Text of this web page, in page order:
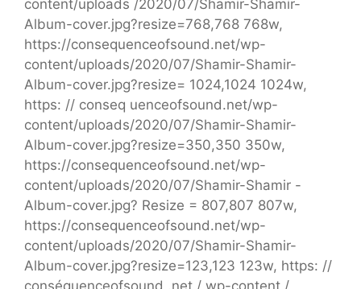
content/uploads /2020/07/Shamir-Shamir-
Album-cover.jpg?resize=768,768 768w,
https://consequenceofsound.net/wp-
content/uploads/2020/07/Shamir-Shamir-
Album-cover.jpg?resize= 1024,1024 1024w,
https: // conseq uenceofsound.net/wp-
content/uploads/2020/07/Shamir-Shamir-
Album-cover.jpg?resize=350,350 350w,
https://consequenceofsound.net/wp-
content/uploads/2020/07/Shamir-Shamir -
Album-cover.jpg? Resize = 807,807 807w,
https://consequenceofsound.net/wp-
content/uploads/2020/07/Shamir-Shamir-
Album-cover.jpg?resize=123,123 123w, https: //